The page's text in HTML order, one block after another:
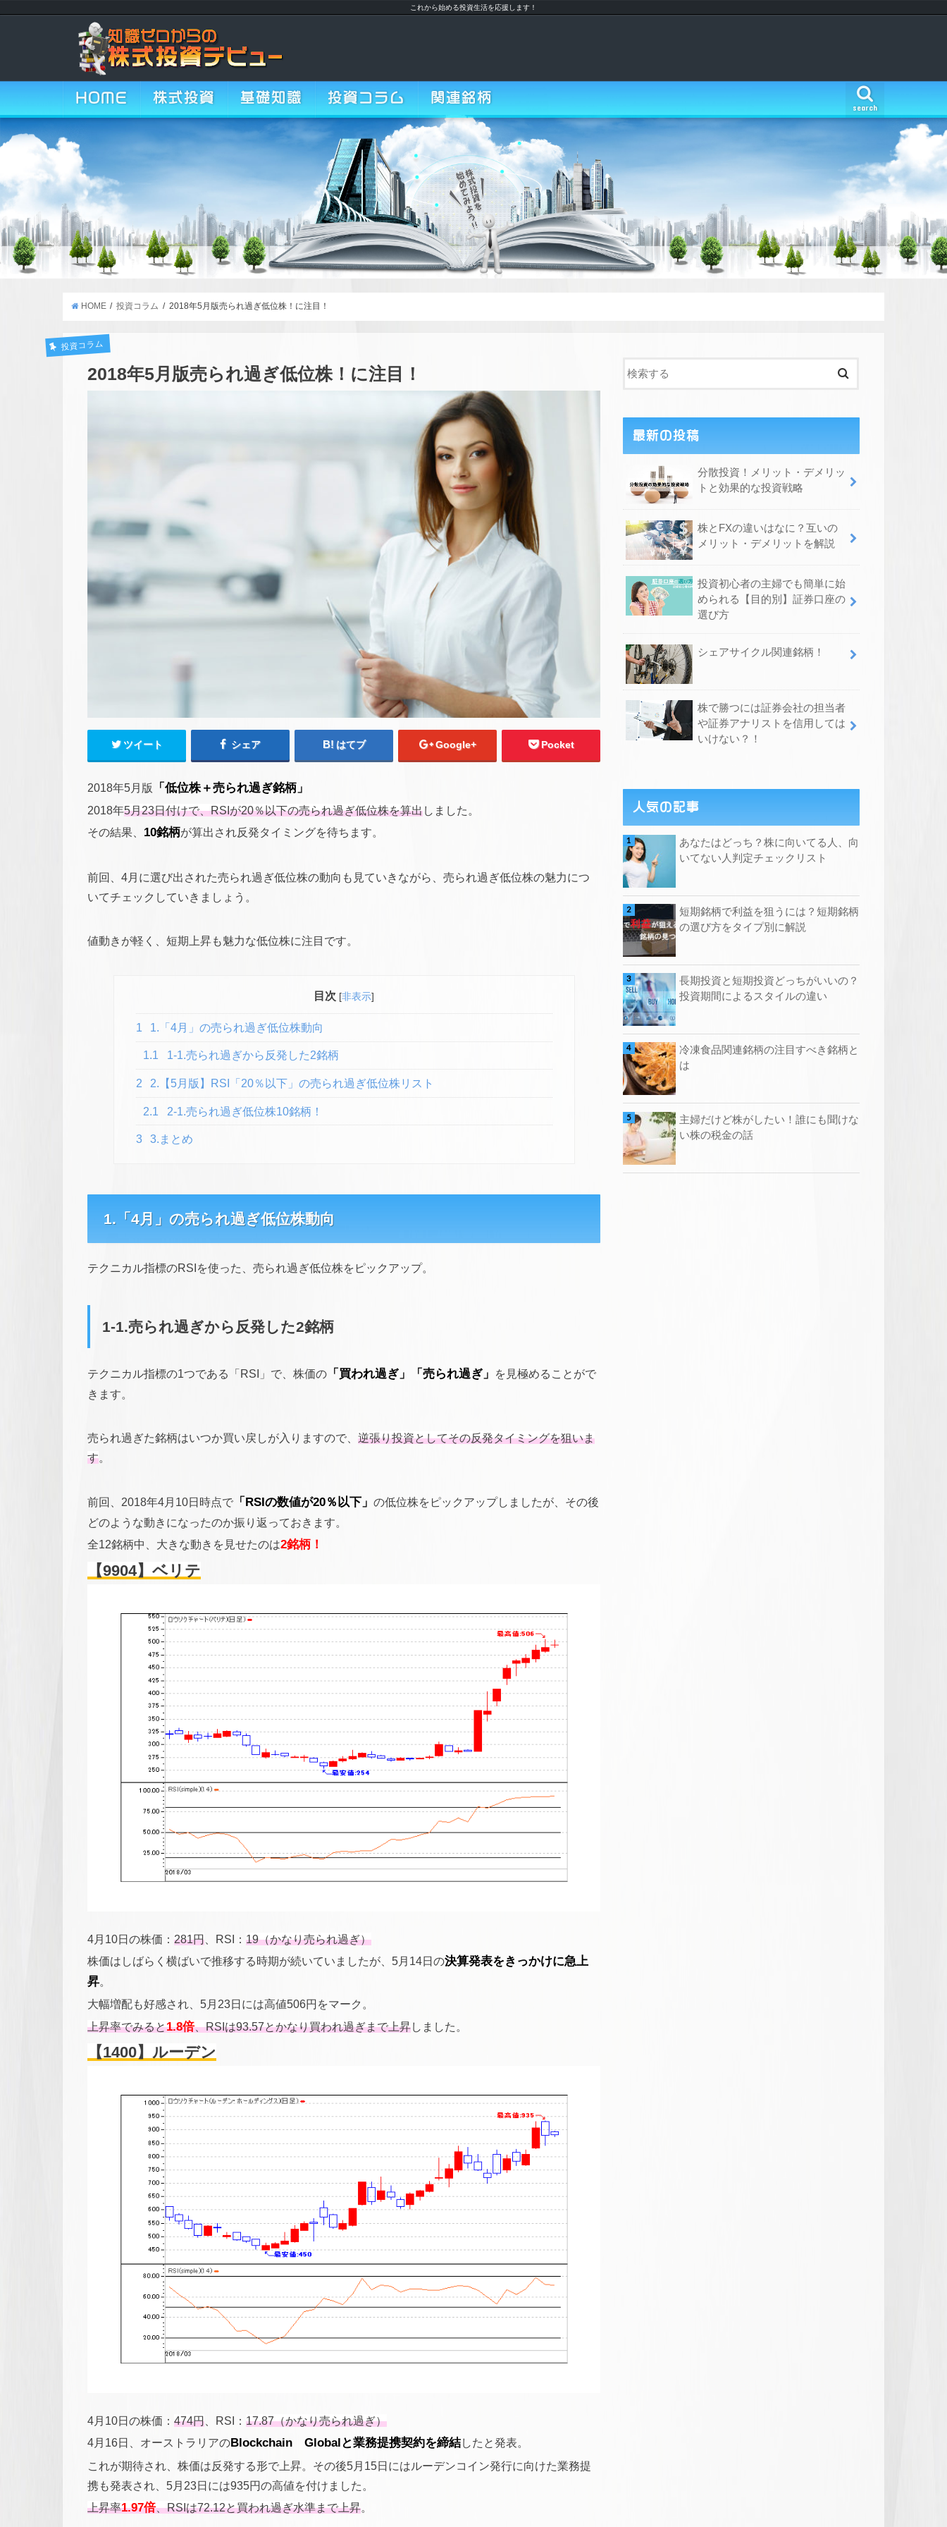
これから始める投資生活を応援します！
search
HOME 株式投資 基礎知識 投資コラム 関連銘柄
HOME 投資コラム 2018年5月版売られ過ぎ低位株！に注目！
投資コラム
2018年5月版売られ過ぎ低位株！に注目！
ツイート シェア はてブ Google+ Pocket
2018年5月版 「低位株＋売られ過ぎ銘柄」
2018年5月23日付けで、RSIが20％以下の売られ過ぎ低位株を算出しました。
その結果、 10銘柄が算出され反発タイミングを待ちます。
前回、4月に選び出された売られ過ぎ低位株の動向も見ていきながら、売られ過ぎ低位株の魅力につ
いてチェックしていきましょう。
値動きが軽く、短期上昇も魅力な低位株に注目です。
目次 [非表示]
1 1.「4月」の売られ過ぎ低位株動向
1.1 1-1.売られ過ぎから反発した2銘柄
2 2.【5月版】RSI「20％以下」の売られ過ぎ低位株リスト
2.1 2-1.売られ過ぎ低位株10銘柄！
3 3.まとめ
1.「4月」の売られ過ぎ低位株動向
テクニカル指標のRSIを使った、売られ過ぎ低位株をピックアップ。
1-1.売られ過ぎから反発した2銘柄
テクニカル指標の1つである「RSI」で、株価の 「買われ過ぎ」「売られ過ぎ」
を見極めることがで
きます。
売られ過ぎた銘柄はいつか買い戻しが入りますので、 逆張り投資としてその反発タイミングを狙いま
す。
前回、2018年4月10日時点で 「RSIの数値が20％以下」 の低位株をピックアップしましたが、その後
どのような動きになったのか振り返っておきます。
全12銘柄中、大きな動きを見せたのは2銘柄！
【9904】ベリテ
4月10日の株価： 281円 、RSI： 19（かなり売られ過ぎ）
株価はしばらく横ばいで推移する時期が続いていましたが、5月14日の決算発表をきっかけに急上
昇。
大幅増配も好感され、5月23日には高値506円をマーク。
上昇率でみると1.8倍、RSIは93.57とかなり買われ過ぎまで上昇しました。
【1400】ルーデン
4月10日の株価： 474円 、RSI： 17.87（かなり売られ過ぎ）
4月16日、オーストラリアのBlockchain Globalと業務提携契約を締結したと発表。
これが期待され、株価は反発する形で上昇。その後5月15日にはルーデンコイン発行に向けた業務提
携も発表され、5月23日には935円の高値を付けました。
上昇率1.97倍、RSIは72.12と買われ過ぎ水準まで上昇。
最新の投稿
分散投資！メリット・デメリッ
トと効果的な投資戦略
株とFXの違いはなに？互いの
メリット・デメリットを解説
投資初心者の主婦でも簡単に始
められる【目的別】証券口座の
選び方
シェアサイクル関連銘柄！
株で勝つには証券会社の担当者
や証券アナリストを信用しては
いけない？！
人気の記事
あなたはどっち？株に向いてる人、向
いてない人判定チェックリスト
短期銘柄で利益を狙うには？短期銘柄
の選び方をタイプ別に解説
長期投資と短期投資どっちがいいの？
投資期間によるスタイルの違い
冷凍食品関連銘柄の注目すべき銘柄と
は
主婦だけど株がしたい！誰にも聞けな
い株の税金の話